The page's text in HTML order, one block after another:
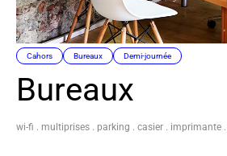
Cahors Bureaux Demi-journée
Bureaux
wi-fi . multiprises . parking . casier . imprimante